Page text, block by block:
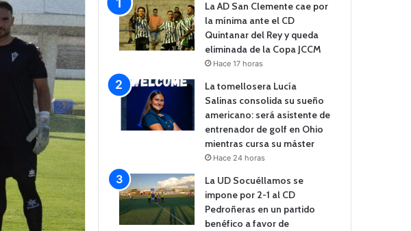
La AD San Clemente cae por
la mínima ante el CD
Quintanar del Rey y queda
eliminada de la Copa JCCM
Hace 17 horas
La tomellosera Lucía
Salinas consolida su sueño
americano: será asistente de
entrenador de golf en Ohio
mientras cursa su máster
Hace 24 horas
La UD Socuéllamos se
impone por 2-1 al CD
Pedroñeras en un partido
benéfico a favor de